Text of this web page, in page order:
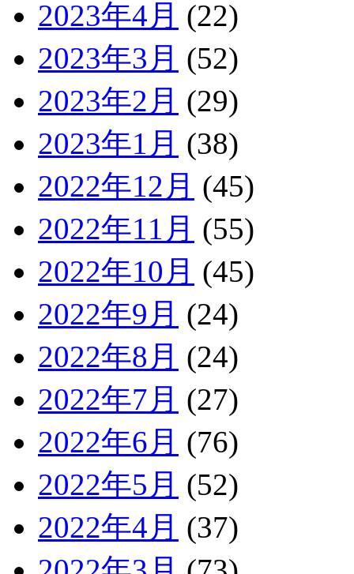
2023年4月 (22)
2023年3月 (52)
2023年2月 (29)
2023年1月 (38)
2022年12月 (45)
2022年11月 (55)
2022年10月 (45)
2022年9月 (24)
2022年8月 (24)
2022年7月 (27)
2022年6月 (76)
2022年5月 (52)
2022年4月 (37)